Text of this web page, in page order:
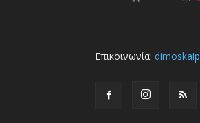
Επικοινωνία: